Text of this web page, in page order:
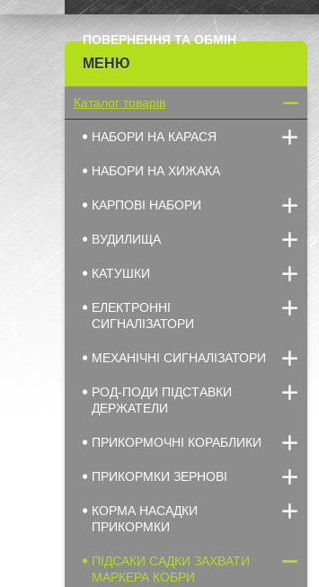
ПОВЕРНЕННЯ ТА ОБМІН
Каталог товарів
НАБОРИ НА КАРАСЯ
НАБОРИ НА ХИЖАКА
КАРПОВІ НАБОРИ
ВУДИЛИЩА
КАТУШКИ
ЕЛЕКТРОННІ
СИГНАЛІЗАТОРИ
МЕХАНІЧНІ СИГНАЛІЗАТОРИ
РОД-ПОДИ ПІДСТАВКИ
ДЕРЖАТЕЛИ
ПРИКОРМОЧНІ КОРАБЛИКИ
ПРИКОРМКИ ЗЕРНОВІ
КОРМА НАСАДКИ
ПРИКОРМКИ
ПІДСАКИ САДКИ ЗАХВАТИ
МАРКЕРА КОБРИ